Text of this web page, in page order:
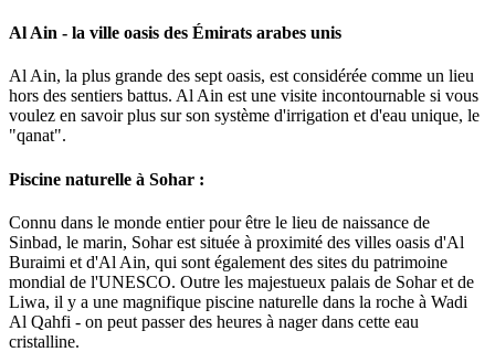
Al Ain - la ville oasis des Émirats arabes unis
Al Ain, la plus grande des sept oasis, est considérée comme un lieu
hors des sentiers battus. Al Ain est une visite incontournable si vous
voulez en savoir plus sur son système d'irrigation et d'eau unique, le
"qanat".
Piscine naturelle à Sohar :
Connu dans le monde entier pour être le lieu de naissance de
Sinbad, le marin, Sohar est située à proximité des villes oasis d'Al
Buraimi et d'Al Ain, qui sont également des sites du patrimoine
mondial de l'UNESCO. Outre les majestueux palais de Sohar et de
Liwa, il y a une magnifique piscine naturelle dans la roche à Wadi
Al Qahfi - on peut passer des heures à nager dans cette eau
cristalline.